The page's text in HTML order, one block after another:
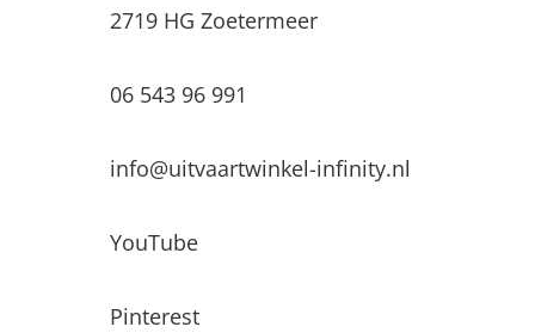
2719 HG Zoetermeer
06 543 96 991
info@uitvaartwinkel-infinity.nl
YouTube
Pinterest